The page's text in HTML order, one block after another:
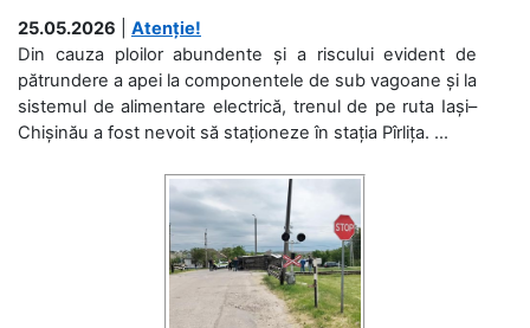
25.05.2026
Atenție!
Din cauza ploilor abundente și a riscului evident de
pătrundere a apei la componentele de sub vagoane și la
sistemul de alimentare electrică, trenul de pe ruta Iași–
Chișinău a fost nevoit să staționeze în stația Pîrlița. ...